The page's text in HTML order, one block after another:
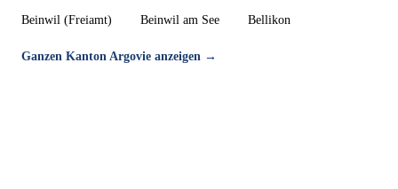
Beinwil (Freiamt) Beinwil am See Bellikon
Ganzen Kanton Argovie anzeigen →